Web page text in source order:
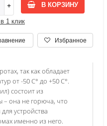
В КОРЗИНУ
1 клик
Избранное
так как обладает
от -50 С° до +50 С°.
состоит из
– она не горюча, что
устройства
именно из него.